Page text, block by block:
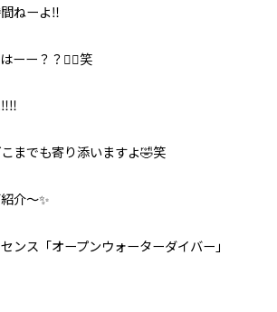
ねーよ‼️
ーー？？😮‍💨笑
までも寄り添いますよ🤣笑
介〜✨
ンス「オープンウォーターダイバー」